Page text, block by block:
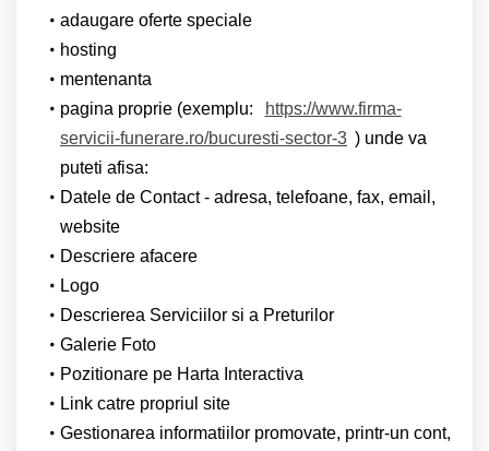
adaugare oferte speciale
hosting
mentenanta
pagina proprie (exemplu:
https://www.firma-
servicii-funerare.ro/bucuresti-sector-3 ) unde va
puteti afisa:
Datele de Contact - adresa, telefoane, fax, email,
website
Descriere afacere
Logo
Descrierea Serviciilor si a Preturilor
Galerie Foto
Pozitionare pe Harta Interactiva
Link catre propriul site
Gestionarea informatiilor promovate, printr-un cont,